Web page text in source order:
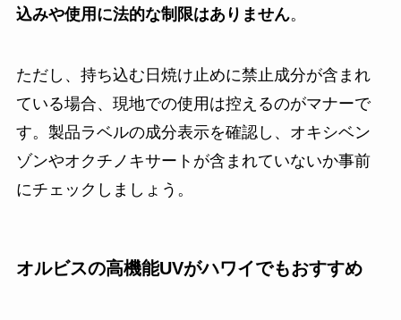
込みや使用に法的な制限はありません。
ただし、持ち込む日焼け止めに禁止成分が含まれ
ている場合、現地での使用は控えるのがマナーで
す。製品ラベルの成分表示を確認し、オキシベン
ゾンやオクチノキサートが含まれていないか事前
にチェックしましょう。
オルビスの高機能UVがハワイでもおすすめ